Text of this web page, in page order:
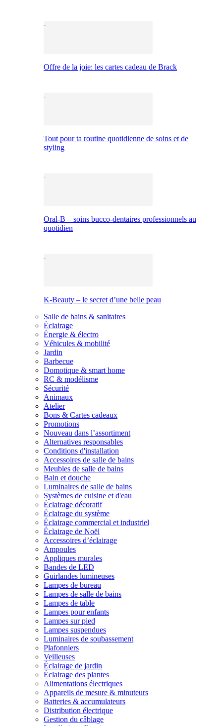
Offre de la joie: les cartes cadeau de Brack
Tout pour ta routine quotidienne de soins et de
styling
Oral-B – soins bucco-dentaires professionnels au
quotidien
K-Beauty – le secret d’une belle peau
Salle de bains & sanitaires
Éclairage
Énergie & électro
Véhicules & mobilité
Jardin
Barbecue
Domotique & smart home
RC & modélisme
Sécurité
Animaux
Atelier
Bons & Cartes cadeaux
Promotions
Nouveau dans l’assortiment
Alternatives responsables
Conditions d'installation
Accessoires de salle de bains
Meubles de salle de bains
Bain et douche
Luminaires de salle de bains
Systèmes de cuisine et d'eau
Éclairage décoratif
Éclairage du système
Éclairage commercial et industriel
Éclairage de Noël
Accessoires d’éclairage
Ampoules
Appliques murales
Bandes de LED
Guirlandes lumineuses
Lampes de bureau
Lampes de salle de bains
Lampes de table
Lampes pour enfants
Lampes sur pied
Lampes suspendues
Luminaires de soubassement
Plafonniers
Veilleuses
Éclairage de jardin
Éclairage des plantes
Alimentations électriques
Appareils de mesure & minuteurs
Batteries & accumulateurs
Distribution électrique
Gestion du câblage